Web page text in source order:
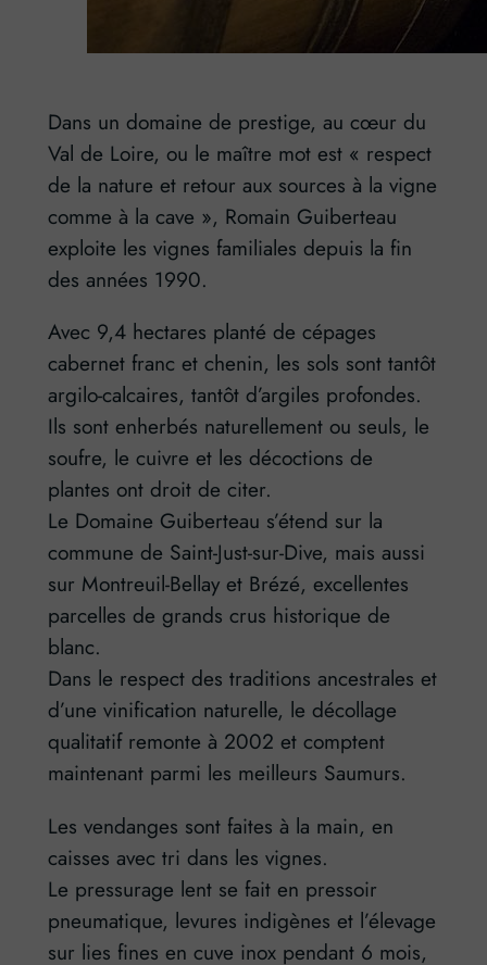
Dans un domaine de prestige, au cœur du
Val de Loire, ou le maître mot est « respect
de la nature et retour aux sources à la vigne
comme à la cave », Romain Guiberteau
exploite les vignes familiales depuis la fin
des années 1990.
Avec 9,4 hectares planté de cépages
cabernet franc et chenin, les sols sont tantôt
argilo-calcaires, tantôt d’argiles profondes.
Ils sont enherbés naturellement ou seuls, le
soufre, le cuivre et les décoctions de
plantes ont droit de citer.
Le Domaine Guiberteau s’étend sur la
commune de Saint-Just-sur-Dive, mais aussi
sur Montreuil-Bellay et Brézé, excellentes
parcelles de grands crus historique de
blanc.
Dans le respect des traditions ancestrales et
d’une vinification naturelle, le décollage
qualitatif remonte à 2002 et comptent
maintenant parmi les meilleurs Saumurs.
Les vendanges sont faites à la main, en
caisses avec tri dans les vignes.
Le pressurage lent se fait en pressoir
pneumatique, levures indigènes et l’élevage
sur lies fines en cuve inox pendant 6 mois,